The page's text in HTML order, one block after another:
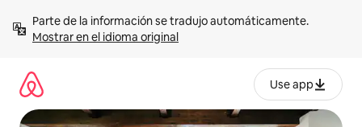
contenidoMostrar en el idioma original
Use app